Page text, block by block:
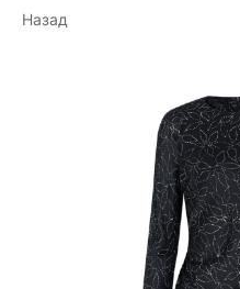
Назад